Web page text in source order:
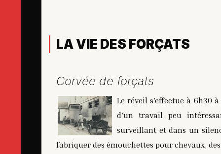
LA VIE DES FORÇATS
Corvée de forçats
Le réveil s’effectue à 6h30
d’un travail peu
surveillant et dans un
fabriquer des émouchettes pour chevaux,